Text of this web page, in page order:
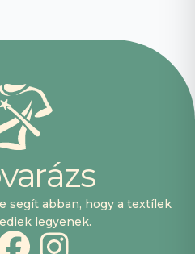
varázs
segít abban, hogy a textílek
legyenek.